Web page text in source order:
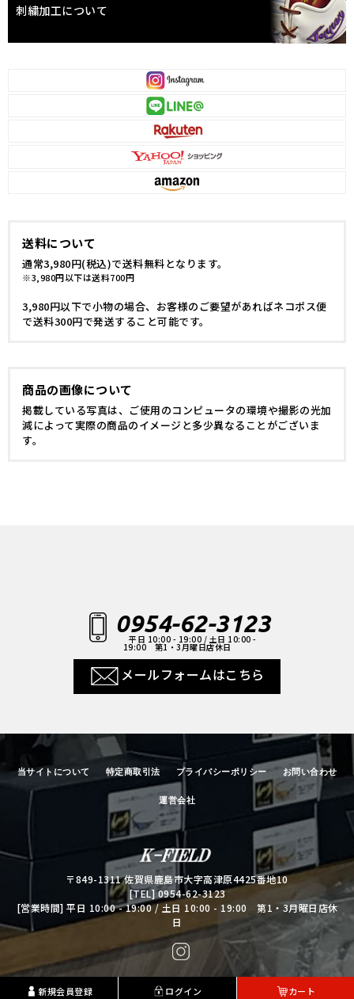
刺繍加工について
送料について
通常3,980円(税込)で送料無料となります。
※3,980円以下は送料700円
3,980円以下で小物の場合、お客様のご要望があればネコポス便
で送料300円で発送すること可能です。
商品の画像について
掲載している写真は、ご使用のコンピュータの環境や撮影の光加
減によって実際の商品のイメージと多少異なることがございま
す。
0954-62-3123
平日 10:00 - 19:00 / 土日 10:00 -
19:00 第1・3月曜日店休日
メールフォームはこちら
当サイトについて 特定商取引法 プライバシーポリシー お問い合わせ
運営会社
【BASEBALL TS/商品詳
〒849-1311 佐賀県鹿島市大字高津原4425番地10
[TEL]0954-62-3123
[営業時間] 平日 10:00 - 19:00 / 土日 10:00 - 19:00 第1・3月曜日店休
日
Copyright© K-FIELD Co., Ltd. All Rights Reserved.
新規会員登録 ログイン カート